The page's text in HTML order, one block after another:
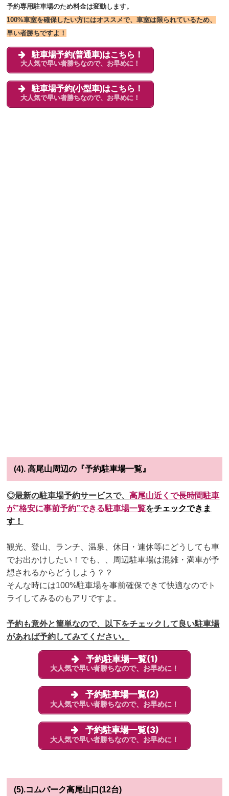
予約専用駐車場のため料金は変動します。
100%車室を確保したい方にはオススメで、車室は限られているため、
早い者勝ちですよ！
駐車場予約(普通車)はこちら！
大人気で早い者勝ちなので、お早めに！
駐車場予約(小型車)はこちら！
大人気で早い者勝ちなので、お早めに！
(4). 高尾山周辺の『予約駐車場一覧』
◎最新の駐車場予約サービスで、高尾山近くで長時間駐車
が”格安に事前予約”できる駐車場一覧をチェックできま
す！
観光、登山、ランチ、温泉、休日・連休等にどうしても車
でお出かけしたい！でも、、周辺駐車場は混雑・満車が予
想されるからどうしよう？？
そんな時には100%駐車場を事前確保できて快適なのでト
ライしてみるのもアリですよ。
予約も意外と簡単なので、以下をチェックして良い駐車場
があれば予約してみてください。
予約駐車場一覧(1)
大人気で早い者勝ちなので、お早めに！
予約駐車場一覧(2)
大人気で早い者勝ちなので、お早めに！
予約駐車場一覧(3)
大人気で早い者勝ちなので、お早めに！
(5).コムパーク高尾山口(12台)